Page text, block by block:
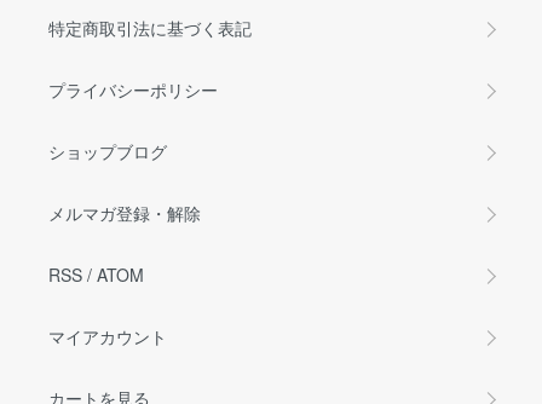
特定商取引法に基づく表記
プライバシーポリシー
ショップブログ
メルマガ登録・解除
RSS / ATOM
マイアカウント
カートを見る